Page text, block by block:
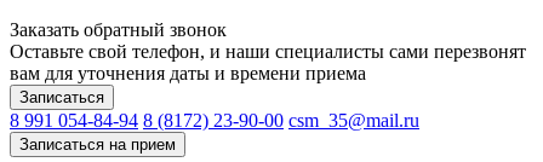
Заказать обратный звонок
Оставьте свой телефон, и наши специалисты сами перезвонят
вам для уточнения даты и времени приема
Записаться
8 991 054-84-94 8 (8172) 23-90-00 csm_35@mail.ru
Записаться на прием